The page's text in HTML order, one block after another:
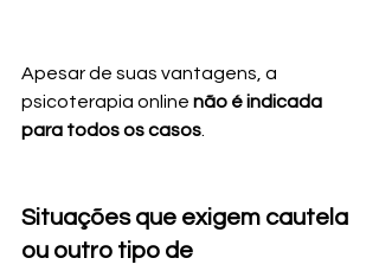
Apesar de suas vantagens, a
psicoterapia online não é indicada
para todos os casos.
Situações que exigem cautela
ou outro tipo de